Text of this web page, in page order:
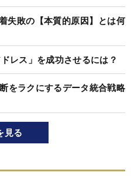
失敗の【本質的原因】とは何
レス」を成功させるには？
をラクにするデータ統合戦略
見る